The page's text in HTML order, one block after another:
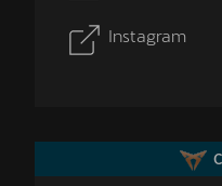
Instagram